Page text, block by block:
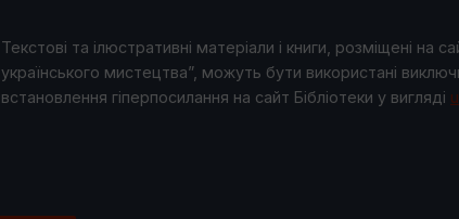
Текстові та ілюстративні матеріали і книги, розміщені на
українського мистецтва”, можуть бути використані
встановлення гіперпосилання на сайт Бібліотеки у виглядi